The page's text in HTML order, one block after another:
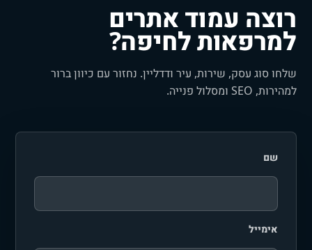
רוצה עמוד אתרים
למרפאות לחיפה?
שלחו סוג עסק, שירות, עיר ודדליין. נחזור עם כיוון ברור
למהירות, SEO ומסלול פנייה.
שם
אימייל